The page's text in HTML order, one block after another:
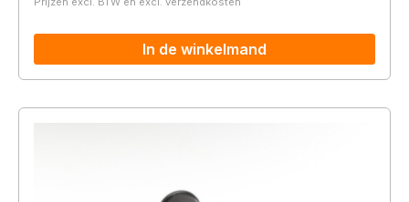
In de winkelmand